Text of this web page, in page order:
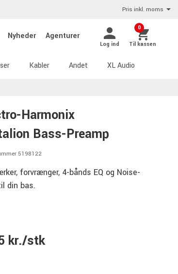
Pris inkl. moms
Nyheder Agenturer
Log ind
0
Til kassen
Kabler Andet XL Audio
Harmonix
Bass-Preamp
5198122
forvrænger, 4-bånds EQ og Noise-
din bas.
kr./stk